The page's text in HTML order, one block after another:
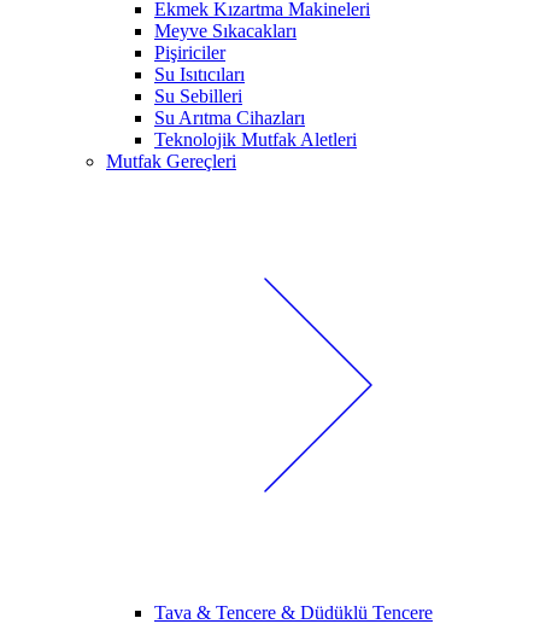
Ekmek Kızartma Makineleri
Meyve Sıkacakları
Pişiriciler
Su Isıtıcıları
Su Sebilleri
Su Arıtma Cihazları
Teknolojik Mutfak Aletleri
Mutfak Gereçleri
Tava & Tencere & Düdüklü Tencere